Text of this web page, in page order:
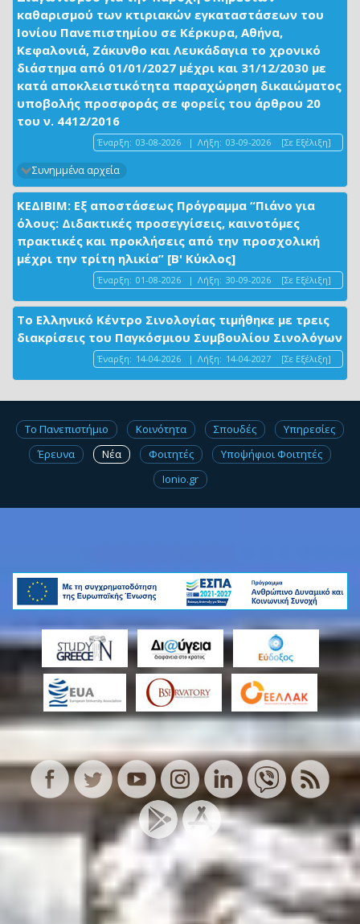
καθαρισμού των κτιριακών εγκαταστάσεων του
Ιονίου Πανεπιστημίου σε Κέρκυρα, Αθήνα,
Κεφαλονιά, Ζάκυνθο και Λευκάδαγια το χρονικό
διάστημα από 01/01/2027 μέχρι και 31/12/2030 με
κατά αποκλειστικότητα παραχώρηση δικαιώματος
υποβολής προσφοράς σε φορείς του άρθρου 20
του ν. 4412/2016
Έναρξη: 03-08-2026 | Λήξη: 03-09-2026 [Σε Εξέλιξη]
Συνημμένα αρχεία
ΚΕΔΙΒΙΜ: Εξ αποστάσεως Πρόγραμμα “Πιάνο για
όλους: Διδακτικές προσεγγίσεις, καινοτόμες
πρακτικές και προκλήσεις από την προσχολική
μέχρι την τρίτη ηλικία” [Β' Κύκλος]
Έναρξη: 01-08-2026 | Λήξη: 30-09-2026 [Σε Εξέλιξη]
Το Ελληνικό Κέντρο Σινολογίας τιμήθηκε με τρεις
διακρίσεις του Παγκόσμιου Συμβουλίου Σινολόγων
Έναρξη: 14-04-2026 | Λήξη: 14-04-2027 [Σε Εξέλιξη]
Το Πανεπιστήμιο Κοινότητα Σπουδές
Υπηρεσίες
Έρευνα
Νέα Φοιτητές
Υποψήφιοι Φοιτητές
Ionio.gr